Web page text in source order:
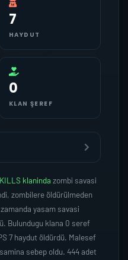
7
HAYDUT
0
KLAN ŞEREF
klaninda zombi savasi
zombilere öldürülmeden
yasam savasi
Bulundugu klana 0 seref
7 haydut öldürdü. Malesef
sebep oldu. 444 adet